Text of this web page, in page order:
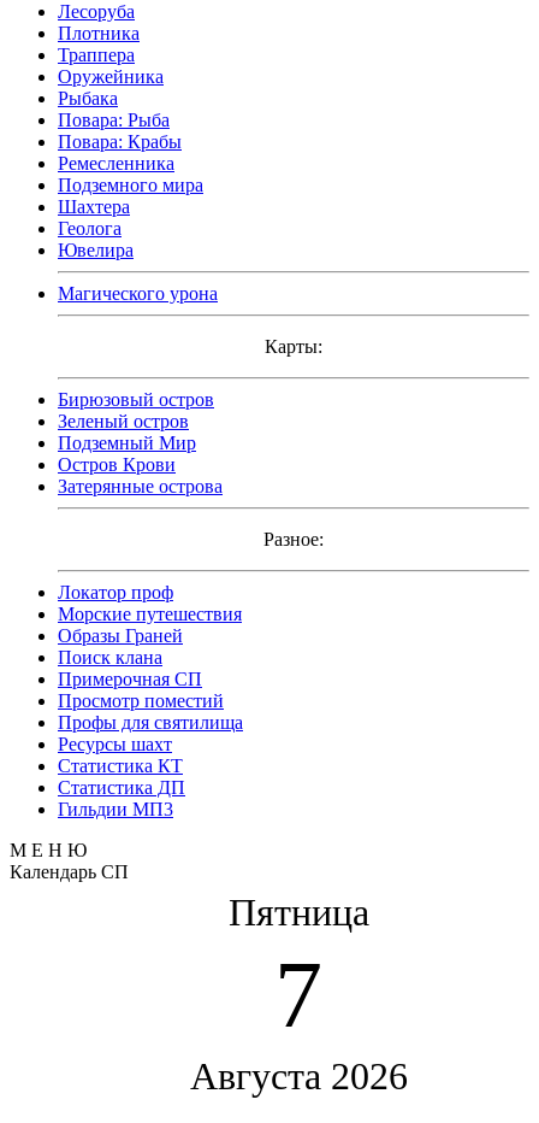
Лесоруба
Плотника
Траппера
Оружейника
Рыбака
Повара: Рыба
Повара: Крабы
Ремесленника
Подземного мира
Шахтера
Геолога
Ювелира
Магического урона
Карты:
Бирюзовый остров
Зеленый остров
Подземный Мир
Остров Крови
Затерянные острова
Разное:
Локатор проф
Морские путешествия
Образы Граней
Поиск клана
Примерочная СП
Просмотр поместий
Профы для святилища
Ресурсы шахт
Статистика КТ
Статистика ДП
Гильдии МП3
М Е Н Ю
Календарь СП
Пятница
7
Августа 2026